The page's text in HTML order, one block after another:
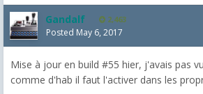
Gandalf 2,463
Posted May 6, 2017
Mise à jour en build #55 hier, j'avais pas
comme d'hab il faut l'activer dans les